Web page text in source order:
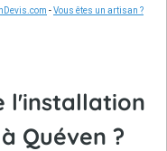
-Vous êtes un artisan ?
l'installation
Quéven ?